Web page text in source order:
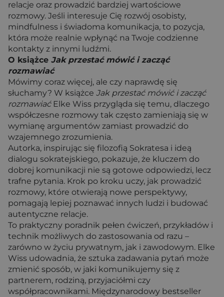
relacje oraz prowadzić bardziej wartościowe
rozmowy. Jeśli interesuje Cię rozwój osobisty,
mindfulness i świadoma komunikacja, to pozycja,
która może realnie wpłynąć na Twoje codzienne
kontakty z innymi ludźmi.
O książce Jak przestać mówić i zacząć
rozmawiać
Mówimy coraz więcej, ale czy naprawdę się
słuchamy? W książce Jak przestać mówić i zacząć
rozmawiaćElke Wiss przygląda się temu, dlaczego
współczesne rozmowy tak często zamieniają się w
wymianę argumentów zamiast prowadzić do
wzajemnego zrozumienia.
Autorka, inspirując się filozofią Sokratesa i ideą
dialogu sokratejskiego, pokazuje, że kluczem do
dobrej komunikacji nie są gotowe odpowiedzi, lecz
trafne pytania. Krok po kroku uczy, jak prowadzić
rozmowy, które otwierają nowe perspektywy,
pomagają lepiej poznawać innych ludzi i budować
autentyczne relacje.
To praktyczny poradnik pełen ćwiczeń, przykładów i
technik możliwych do zastosowania od razu –
zarówno w życiu prywatnym, jak i zawodowym. Elke
Wiss udowadnia, że sztuka zadawania pytań może
zmienić sposób, w jaki komunikujemy się z
partnerem, rodziną, przyjaciółmi czy
współpracownikami. Międzynarodowy bestseller